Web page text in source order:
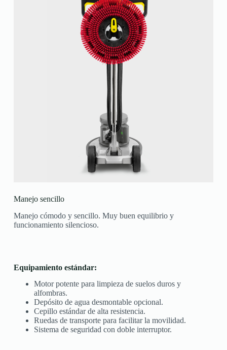
Manejo sencillo
Manejo cómodo y sencillo. Muy buen equilibrio y
funcionamiento silencioso.
Equipamiento estándar:
Motor potente para limpieza de suelos duros y
alfombras.
Depósito de agua desmontable opcional.
Cepillo estándar de alta resistencia.
Ruedas de transporte para facilitar la movilidad.
Sistema de seguridad con doble interruptor.